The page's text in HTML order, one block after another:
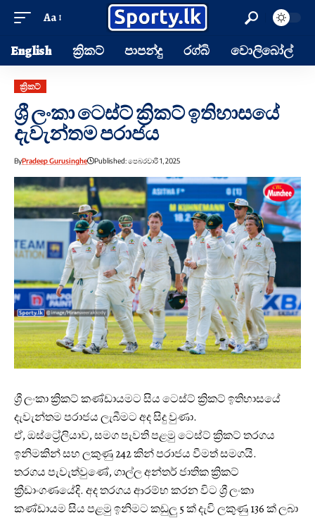
Aa
English ක්‍රිකට් පාපන්දු රග්බි වොලිබෝල්
ක්‍රිකට්
ශ්‍රී ලංකා ටෙස්ට් ක්‍රිකට් ඉතිහාසයේ
දැවැන්තම පරාජය
ByPradeep Gurusinghe Published: පෙබරවාරි 1, 2025
ශ්‍රී ලංකා ක්‍රිකට් කණ්ඩායමට සිය ටෙස්ට් ක්‍රිකට් ඉතිහාසයේ
දැවැන්තම පරාජය ලැබීමට අද සිදු වුණා.
ඒ, ඔස්ට්‍රේලියාව, සමග පැවති පළමු ටෙස්ට් ක්‍රිකට් තරගය
ඉනිමකින් සහ ලකුණු 242 කින් පරාජය වීමත් සමගයි.
තරගය පැවැත්වුණේ, ගාල්ල අන්තර් ජාතික ක්‍රිකට්
ක්‍රීඩාංගණයේදි. අද තරගය ආරම්භ කරන විට ශ්‍රී ලංකා
කණ්ඩායම සිය පළමු ඉනිමට කඩුලු 5 ක් දැවි ලකුණු 136 ක් ලබා